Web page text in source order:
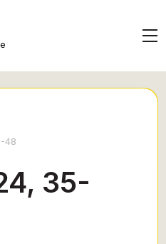
48
35-